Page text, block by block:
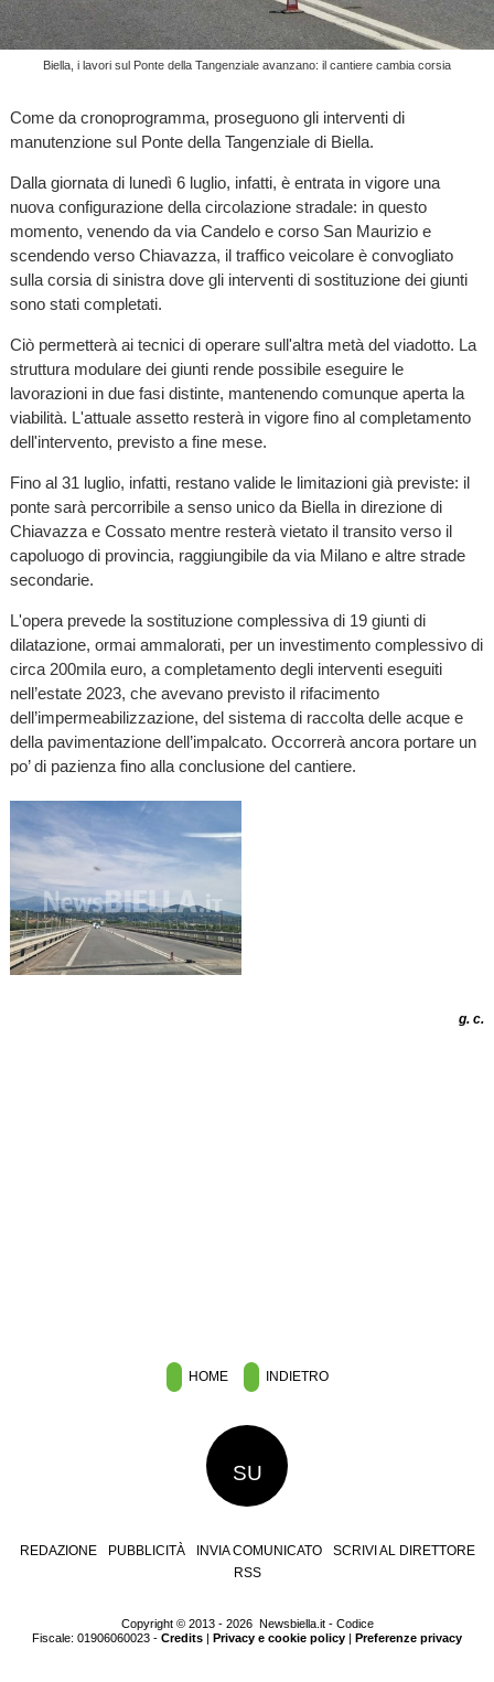
Biella, i lavori sul Ponte della Tangenziale avanzano: il cantiere cambia corsia
Come da cronoprogramma, proseguono gli interventi di
manutenzione sul Ponte della Tangenziale di Biella.
Dalla giornata di lunedì 6 luglio, infatti, è entrata in vigore una
nuova configurazione della circolazione stradale: in questo
momento, venendo da via Candelo e corso San Maurizio e
scendendo verso Chiavazza, il traffico veicolare è convogliato
sulla corsia di sinistra dove gli interventi di sostituzione dei giunti
sono stati completati.
Ciò permetterà ai tecnici di operare sull'altra metà del viadotto. La
struttura modulare dei giunti rende possibile eseguire le
lavorazioni in due fasi distinte, mantenendo comunque aperta la
viabilità. L'attuale assetto resterà in vigore fino al completamento
dell'intervento, previsto a fine mese.
Fino al 31 luglio, infatti, restano valide le limitazioni già previste: il
ponte sarà percorribile a senso unico da Biella in direzione di
Chiavazza e Cossato mentre resterà vietato il transito verso il
capoluogo di provincia, raggiungibile da via Milano e altre strade
secondarie.
L'opera prevede la sostituzione complessiva di 19 giunti di
dilatazione, ormai ammalorati, per un investimento complessivo di
circa 200mila euro, a completamento degli interventi eseguiti
nell’estate 2023, che avevano previsto il rifacimento
dell’impermeabilizzazione, del sistema di raccolta delle acque e
della pavimentazione dell’impalcato. Occorrerà ancora portare un
po’ di pazienza fino alla conclusione del cantiere.
g. c.
HOME INDIETRO
SU
REDAZIONE PUBBLICITÀ INVIA COMUNICATO
SCRIVI AL DIRETTORE
RSS
Copyright © 2013 - 2026 Newsbiella.it - Codice
Fiscale: 01906060023 - Credits | Privacy e cookie policy | Preferenze privacy